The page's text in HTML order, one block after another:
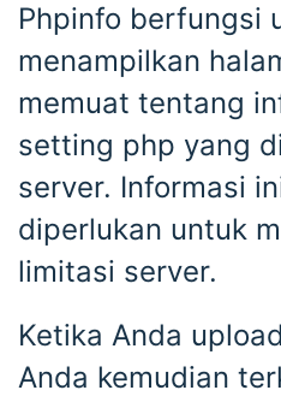
Phpinfo berfungsi
menampilkan
memuat tentang
setting php yang
server. Informasi
diperlukan untuk
limitasi server.
Ketika Anda
Anda kemudian